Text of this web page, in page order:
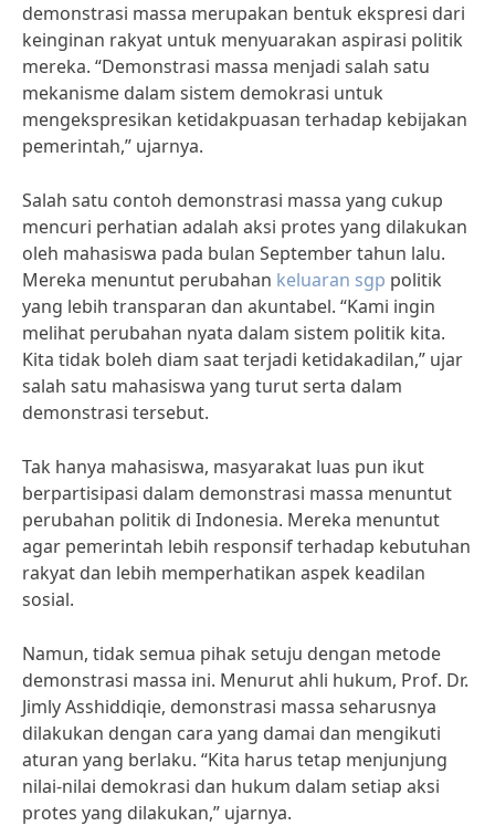
demonstrasi massa merupakan bentuk ekspresi dari
keinginan rakyat untuk menyuarakan aspirasi politik
mereka. “Demonstrasi massa menjadi salah satu
mekanisme dalam sistem demokrasi untuk
mengekspresikan ketidakpuasan terhadap kebijakan
pemerintah,” ujarnya.
Salah satu contoh demonstrasi massa yang cukup
mencuri perhatian adalah aksi protes yang dilakukan
oleh mahasiswa pada bulan September tahun lalu.
Mereka menuntut perubahan keluaran sgp politik
yang lebih transparan dan akuntabel. “Kami ingin
melihat perubahan nyata dalam sistem politik kita.
Kita tidak boleh diam saat terjadi ketidakadilan,” ujar
salah satu mahasiswa yang turut serta dalam
demonstrasi tersebut.
Tak hanya mahasiswa, masyarakat luas pun ikut
berpartisipasi dalam demonstrasi massa menuntut
perubahan politik di Indonesia. Mereka menuntut
agar pemerintah lebih responsif terhadap kebutuhan
rakyat dan lebih memperhatikan aspek keadilan
sosial.
Namun, tidak semua pihak setuju dengan metode
demonstrasi massa ini. Menurut ahli hukum, Prof. Dr.
Jimly Asshiddiqie, demonstrasi massa seharusnya
dilakukan dengan cara yang damai dan mengikuti
aturan yang berlaku. “Kita harus tetap menjunjung
nilai-nilai demokrasi dan hukum dalam setiap aksi
protes yang dilakukan,” ujarnya.